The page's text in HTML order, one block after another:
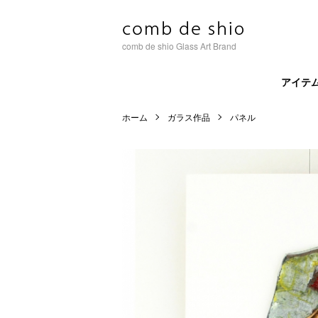
comb de shio Glass Art Brand
アイテ
ホーム ガラス作品 パネル